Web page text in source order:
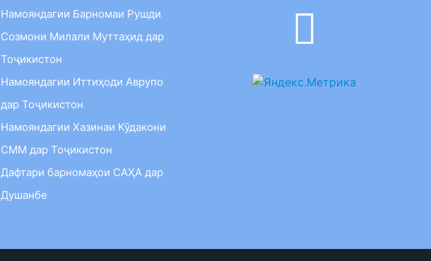
Намояндагии Барномаи Рушди
Созмони Милали Муттаҳид дар
Тоҷикистон
Намояндагии Иттиҳоди Аврупо
дар Тоҷикистон
Намояндагии Хазинаи Кӯдакони
СММ дар Тоҷикистон
Дафтари барномаҳои САҲА дар
Душанбе